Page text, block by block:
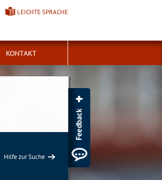
LEICHTE SPRACHE
KONTAKT
Hilfe zur Suche